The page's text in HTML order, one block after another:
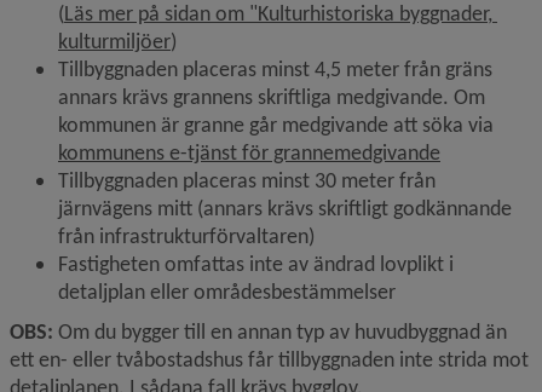
(Läs mer på sidan om "Kulturhistoriska byggnader,
kulturmiljöer)
Tillbyggnaden placeras minst 4,5 meter från gräns
annars krävs grannens skriftliga medgivande. Om
kommunens e-tjänst för grannemedgivandeLänk till
Tillbyggnaden placeras minst 30 meter från
järnvägens mitt (annars krävs skriftligt godkännande
från infrastrukturförvaltaren)
Fastigheten omfattas inte av ändrad lovplikt i
detaljplan eller områdesbestämmelser
OBS: Om du bygger till en annan typ av huvudbyggnad än
ett en- eller tvåbostadshus får tillbyggnaden inte strida mot